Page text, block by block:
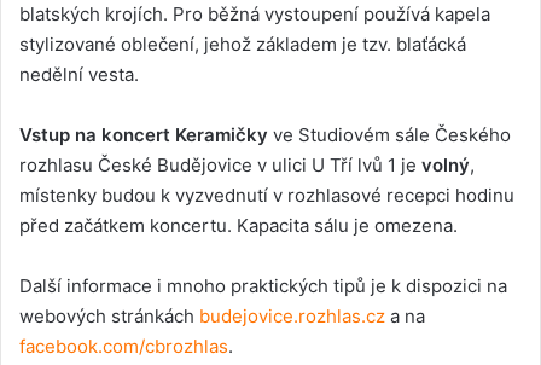
blatských krojích. Pro běžná vystoupení používá kapela
stylizované oblečení, jehož základem je tzv. blaťácká
nedělní vesta.
Vstup na koncert Keramičky ve Studiovém sále Českého
rozhlasu České Budějovice v ulici U Tří lvů 1 je volný,
místenky budou k vyzvednutí v rozhlasové recepci hodinu
před začátkem koncertu. Kapacita sálu je omezena.
Další informace i mnoho praktických tipů je k dispozici na
webových stránkách budejovice.rozhlas.cz a na
facebook.com/cbrozhlas.